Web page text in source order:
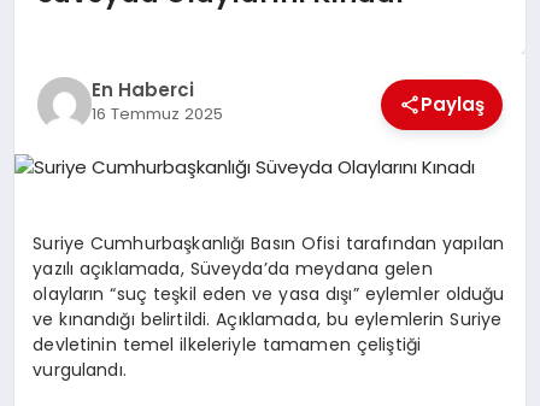
DÜNYA
EĞITIM
SIYASET
En Haberci
16 Temmuz 2025 Paylaş
Suriye Cumhurbaşkanlığı Basın Ofisi tarafından yapılan
yazılı açıklamada, Süveyda’da meydana gelen
olayların “suç teşkil eden ve yasa dışı” eylemler olduğu
ve kınandığı belirtildi. Açıklamada, bu eylemlerin Suriye
devletinin temel ilkeleriyle tamamen çeliştiği
vurgulandı.